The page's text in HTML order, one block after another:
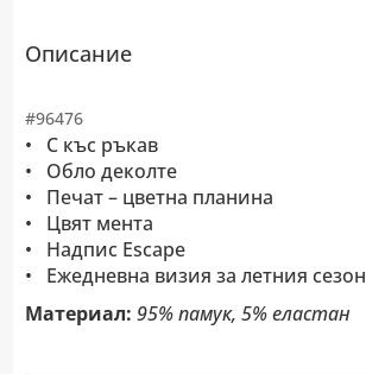
Описание
#96476
• С къс ръкав
• Обло деколте
• Печат – цветна планина
• Цвят мента
• Надпис Escape
• Ежедневна визия за летния сезон
Материал:95% памук, 5% еластан